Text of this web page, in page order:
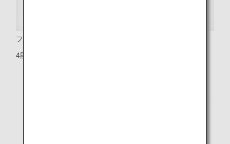
フットレスト
4段階に調整ができるフットレスト